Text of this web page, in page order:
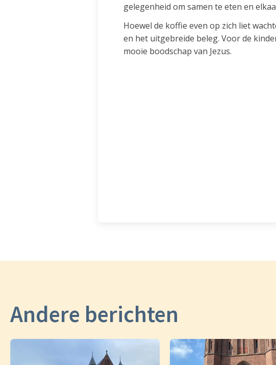
gelegenheid om samen te eten en
Hoewel de koffie even op zich liet
en het uitgebreide beleg. Voor de
mooie boodschap van Jezus.
Andere berichten